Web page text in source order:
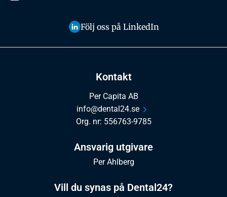
Kontakt
Per Capita AB
info@dental24.se
Org. nr: 556763-9785
Ansvarig utgivare
Per Ahlberg
Vill du synas på Dental24?
Följ oss på LinkedIn